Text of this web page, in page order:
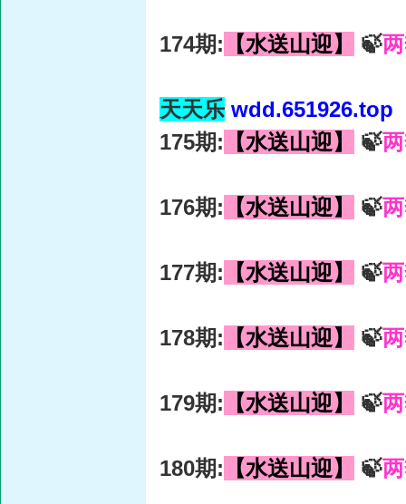
174期: 【水送山迎】 🍃
天天乐 wdd.651926.top
175期: 【水送山迎】 🍃
176期: 【水送山迎】 🍃
177期: 【水送山迎】 🍃
178期: 【水送山迎】 🍃
179期: 【水送山迎】 🍃
180期: 【水送山迎】 🍃